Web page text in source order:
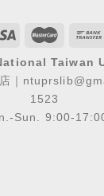
Taiwan
｜
1523
Sun. 9:00-